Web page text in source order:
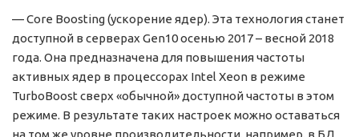
— Core Boosting (ускорение ядер). Эта технология станет
доступной в серверах Gen10 осенью 2017 – весной 2018
года. Она предназначена для повышения частоты
активных ядер в процессорах Intel Xeon в режиме
TurboBoost сверх «обычной» доступной частоты в этом
режиме. В результате таких настроек можно оставаться